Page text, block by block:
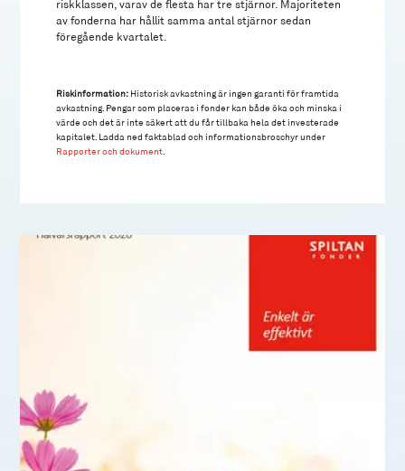
riskklassen, varav de flesta har tre stjärnor. Majoriteten
av fonderna har hållit samma antal stjärnor sedan
föregående kvartalet.
Riskinformation: Historisk avkastning är ingen garanti för framtida
avkastning. Pengar som placeras i fonder kan både öka och minska i
värde och det är inte säkert att du får tillbaka hela det investerade
kapitalet. Ladda ned faktablad och informationsbroschyr under
Rapporter och dokument